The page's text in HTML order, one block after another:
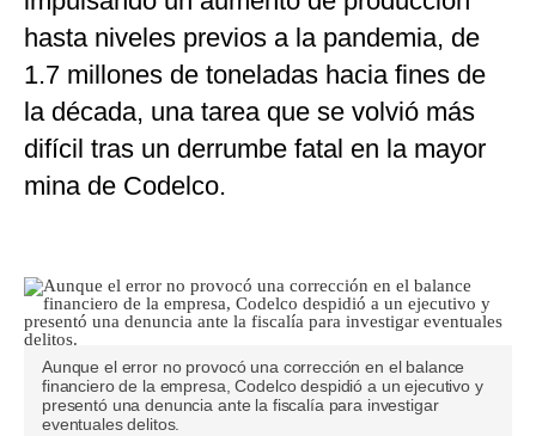
hasta niveles previos a la pandemia, de
1.7 millones de toneladas hacia fines de
la década, una tarea que se volvió más
difícil tras un derrumbe fatal en la mayor
mina de Codelco.
Aunque el error no provocó una corrección en el balance
financiero de la empresa, Codelco despidió a un ejecutivo y
presentó una denuncia ante la fiscalía para investigar
eventuales delitos.